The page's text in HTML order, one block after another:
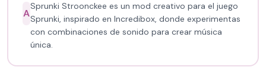
A
Sprunki Stroonckee es un mod creativo para el juego
Sprunki, inspirado en Incredibox, donde experimentas
con combinaciones de sonido para crear música
única.